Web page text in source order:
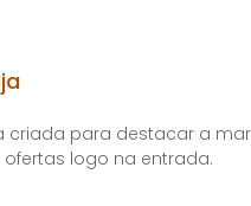
criada para destacar a
logo na entrada.